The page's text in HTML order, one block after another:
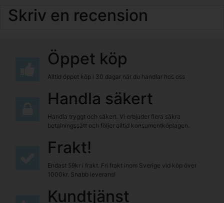
Skriv en recension
Öppet köp
Alltid öppet köp i 30 dagar när du handlar hos oss
Handla säkert
Handla tryggt och säkert. Vi erbjuder flera säkra
betalningssätt och följer alltid konsumentköplagen.
Frakt!
Endast 59kr i frakt. Fri frakt inom Sverige vid köp över
1000kr. Snabb leverans!
Kundtjänst